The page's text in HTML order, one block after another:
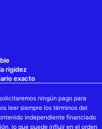
rigidez
exacto
ningún pago para
leer siempre los términos del
independiente financiado
lo que puede influir en el orden